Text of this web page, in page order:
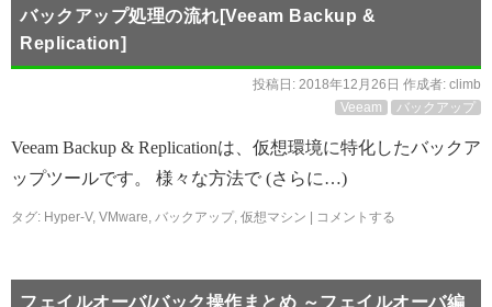
バックアップ処理の流れ[Veeam Backup &
Replication]
投稿日: 2018年12月26日 作成者: climb
Veeam
バックアップ
Veeam Backup & Replicationは、仮想環境に特化したバックア
ップツールです。 様々な方法で (さらに…)
タグ: Hyper-V, VMware, バックアップ, 仮想マシン コメントする
フェイルオーバ/バック操作まとめ ～フェイルオーバ編